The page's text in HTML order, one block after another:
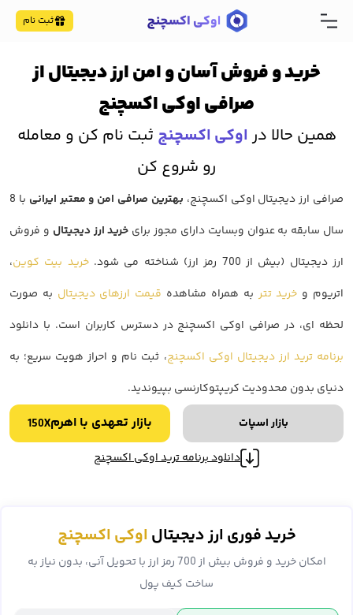
ثبت نام
خرید و فروش آسان و امن ارز دیجیتال از
صرافی اوکی اکسچنج
همین حالا دراوکی اکسچنج ثبت نام کن و معامله
رو شروع کن
صرافی ارز دیجیتال اوکی اکسچنج، بهترین صرافی امن و معتبر ایرانی
با 8
سال سابقه به عنوان وبسایت دارای مجوز برای خرید ارز دیجیتال و فروش
ارز دیجیتال (بیش از 700 رمز ارز) شناخته می شود.
خرید بیت کوین،
اتریوم و خرید تتر به همراه مشاهده قیمت ارزهای دیجیتال به صورت
لحظه ای، در صرافی اوکی اکسچنج در دسترس کاربران است. با دانلود
برنامه ترید ارز دیجیتال اوکی اکسچنج، ثبت نام و احراز هویت سریع؛ به
دنیای بدون محدودیت کریپتوکارنسی بپیوندید.
بازار اسپات
بازار تعهدی با اهرم150X
دانلود برنامه ترید اوکی اکسچنج
خرید فوری ارز دیجیتال اوکی اکسچنج
امکان خرید و فروش بیش از 700 رمز ارز با تحویل آنی، بدون نیاز به
ساخت کیف پول